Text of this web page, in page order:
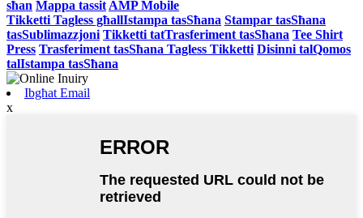
sħan Mappa tassit AMP Mobile
Tikketti Tagless għallIstampa tasSħana Stampar tasSħana
tasSublimazzjoni Tikketti tatTrasferiment tasSħana Tee Shirt
Press Trasferiment tasSħana Tagless Tikketti Disinni talQomos
talIstampa tasSħana
Ibgħat Email
x